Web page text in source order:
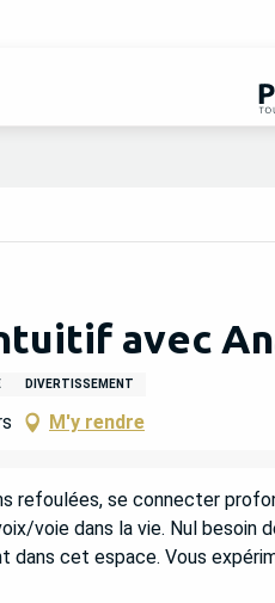
avec
DIVERTISSEMENT
M'y rendre
refoulées, se connecter
voie dans la vie. Nul besoin
cet espace. Vous